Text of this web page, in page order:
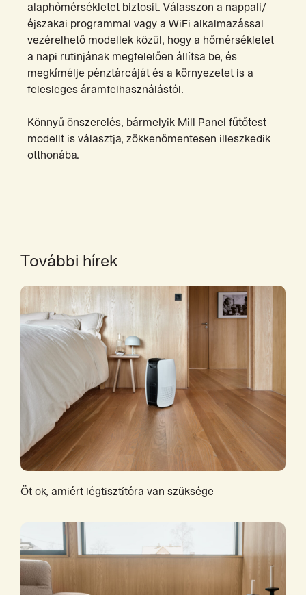
alaphőmérsékletet biztosít. Válasszon a nappali/
éjszakai programmal vagy a WiFi alkalmazással
vezérelhető modellek közül, hogy a hőmérsékletet
a napi rutinjának megfelelően állítsa be, és
megkímélje pénztárcáját és a környezetet is a
felesleges áramfelhasználástól.
Könnyű önszerelés, bármelyik Mill Panel fűtőtest
modellt is választja, zökkenőmentesen illeszkedik
otthonába.
További hírek
Öt ok, amiért légtisztítóra van szüksége